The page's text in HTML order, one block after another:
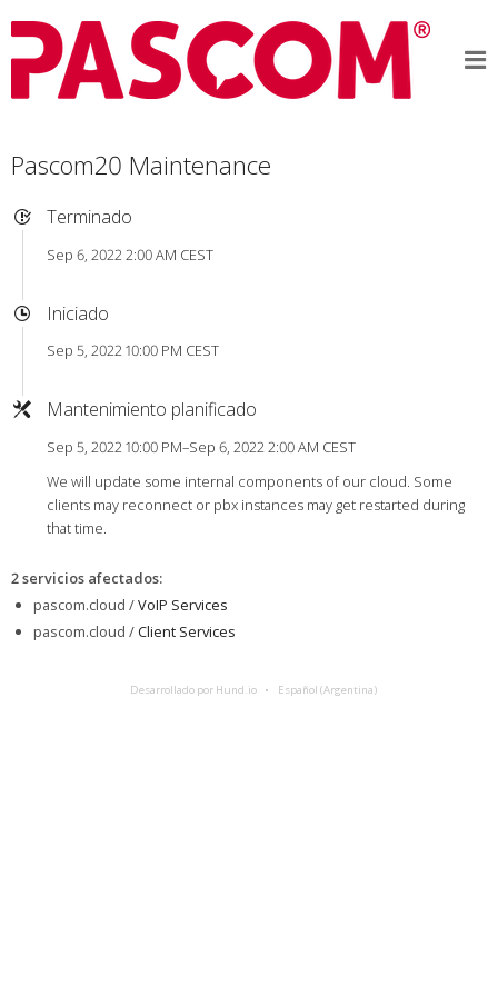
Pascom20 Maintenance
Terminado
Sep 6, 2022 2:00 AM CEST
Iniciado
Sep 5, 2022 10:00 PM CEST
Mantenimiento planificado
Sep 5, 2022 10:00 PM–Sep 6, 2022 2:00 AM CEST
We will update some internal components of our cloud. Some
clients may reconnect or pbx instances may get restarted during
that time.
2 servicios afectados:
pascom.cloud /VoIP Services
pascom.cloud /Client Services
Desarrollado por Hund.io Español (Argentina)